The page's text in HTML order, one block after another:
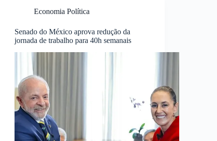
Economia Política
Senado do México aprova redução da
jornada de trabalho para 40h semanais